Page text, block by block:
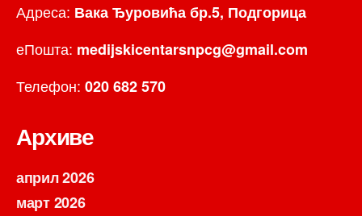
Адреса: Вака Ђуровића бр.5, Подгорица
еПошта: medijskicentarsnpcg@gmail.com
Телефон: 020 682 570
Архиве
април 2026
март 2026